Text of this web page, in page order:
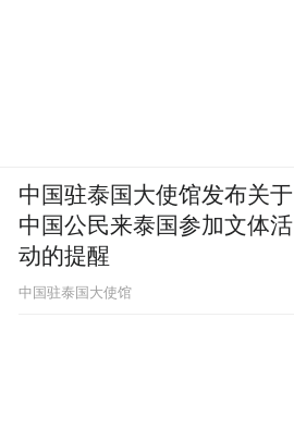
中国驻泰国大使馆发布关于
中国公民来泰国参加文体活
动的提醒
中国驻泰国大使馆